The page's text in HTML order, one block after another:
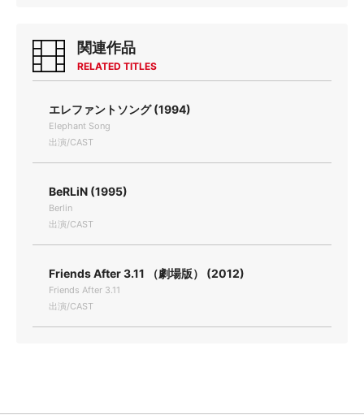
関連作品
RELATED TITLES
エレファントソング (1994)
Elephant Song
出演/CAST
BeRLiN (1995)
Berlin
出演/CAST
Friends After 3.11 （劇場版） (2012)
Friends After 3.11
出演/CAST